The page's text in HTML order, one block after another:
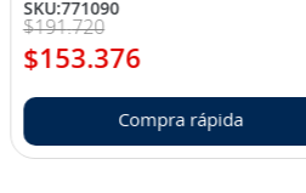
SKU:771090
$191.720
$153.376
Compra rápida